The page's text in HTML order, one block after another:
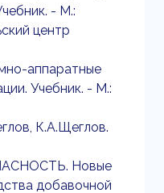
- М.:
центр
аппаратные
Учебник. - М.:
К.А.Щеглов.
Новые
добавочной